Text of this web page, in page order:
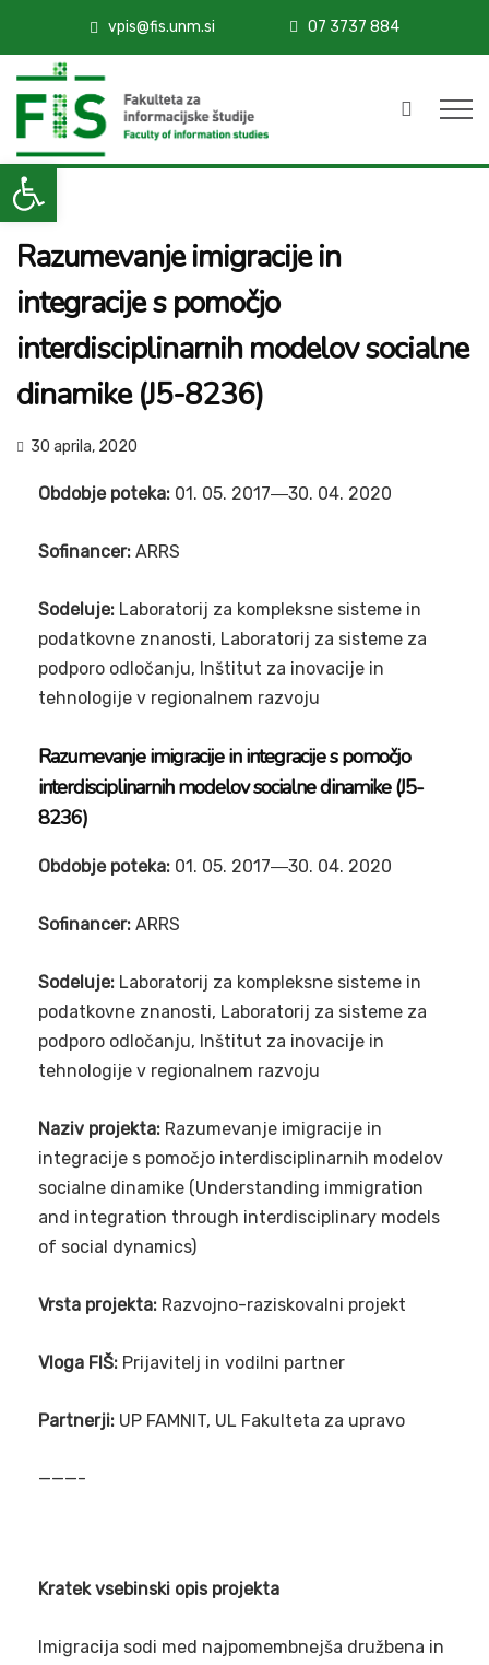
vpis@fis.unm.si 07 3737 884
Razumevanje imigracije in
integracije s pomočjo
interdisciplinarnih modelov socialne
dinamike (J5-8236)
30 aprila, 2020
Obdobje poteka: 01. 05. 2017―30. 04. 2020
Sofinancer: ARRS
Sodeluje: Laboratorij za kompleksne sisteme in
podatkovne znanosti, Laboratorij za sisteme za
podporo odločanju, Inštitut za inovacije in
tehnologije v regionalnem razvoju
Razumevanje imigracije in integracije s pomočjo
interdisciplinarnih modelov socialne dinamike (J5-
8236)
Obdobje poteka: 01. 05. 2017―30. 04. 2020
Sofinancer: ARRS
Sodeluje: Laboratorij za kompleksne sisteme in
podatkovne znanosti, Laboratorij za sisteme za
podporo odločanju, Inštitut za inovacije in
tehnologije v regionalnem razvoju
Naziv projekta: Razumevanje imigracije in
integracije s pomočjo interdisciplinarnih modelov
socialne dinamike (Understanding immigration
and integration through interdisciplinary models
of social dynamics)
Vrsta projekta: Razvojno-raziskovalni projekt
Vloga FIŠ: Prijavitelj in vodilni partner
Partnerji: UP FAMNIT, UL Fakulteta za upravo
———-
Kratek vsebinski opis projekta
Imigracija sodi med najpomembnejša družbena in
Open toolbar